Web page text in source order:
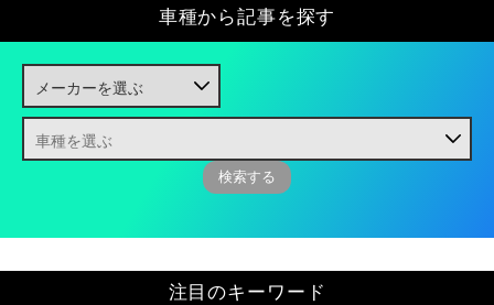
車種から記事を探す
注目のキーワード